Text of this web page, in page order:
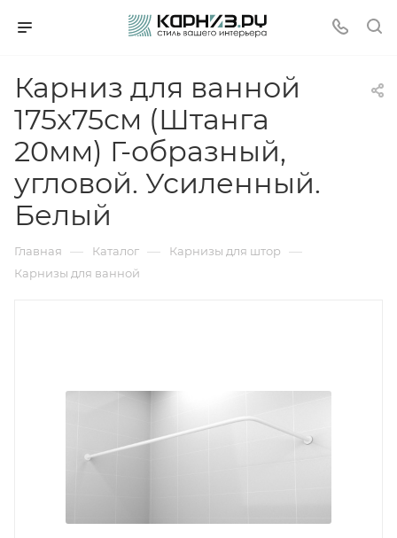
Карниз для ванной
175x75см (Штанга
20мм) Г-образный,
угловой. Усиленный.
Белый
Главная — Каталог — Карнизы для штор —
Карнизы для ванной